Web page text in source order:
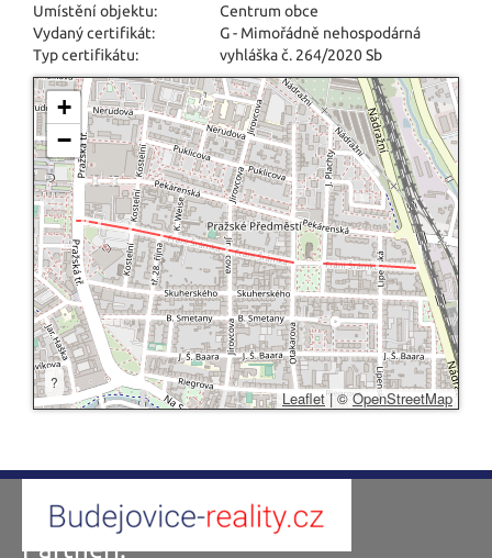
Umístění objektu:
Centrum obce
Vydaný certifikát:
G - Mimořádně nehospodárná
Typ certifikátu:
vyhláška č. 264/2020 Sb
+
−
?
Leaflet |©OpenStreetMap
Partneři: